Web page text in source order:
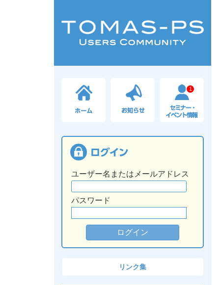
1
ユーザー名またはメールアドレス
パスワード
リンク集